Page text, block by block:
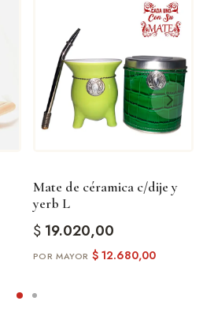
Mate de céramica c/dije y
yerb L
$19.020,00
$12.680,00